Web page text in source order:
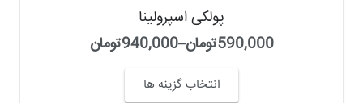
پولکی اسپرولینا
590,000تومان–
940,000تومان
انتخاب گزینه ها